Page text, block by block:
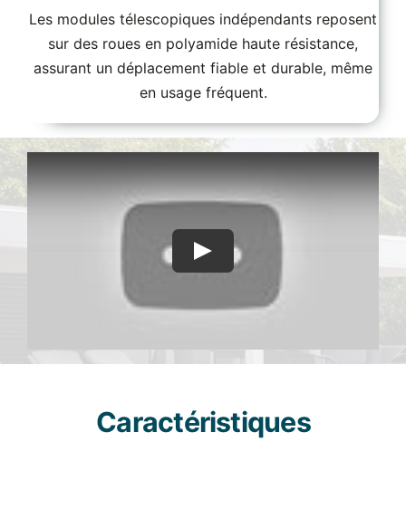
Les modules télescopiques indépendants reposent
sur des roues en polyamide haute résistance,
assurant un déplacement fiable et durable, même
en usage fréquent.
Caractéristiques